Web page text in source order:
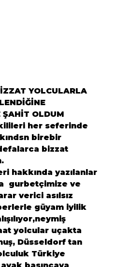
YOLCULARLA
ŞAHİT OLDUM
her seferinde
birebir
bizzat
hakkında yazılanlar
gurbetçimize ve
verici asılsız
güyam iyilik
yolcular uçakta
Düsseldorf tan
Türkiye